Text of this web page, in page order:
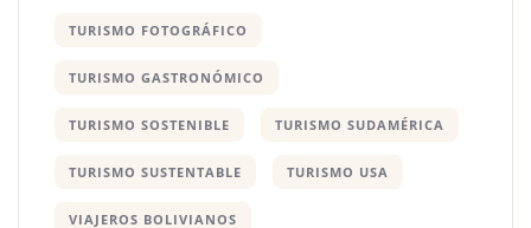
TURISMO FOTOGRÁFICO
TURISMO GASTRONÓMICO
TURISMO SOSTENIBLE TURISMO SUDAMÉRICA
TURISMO SUSTENTABLE TURISMO USA
VIAJEROS BOLIVIANOS